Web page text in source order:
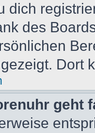
dich
des
Dort
geht